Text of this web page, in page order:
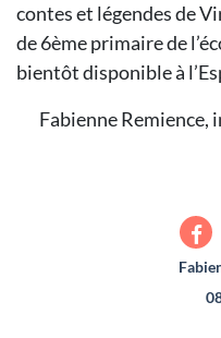
contes et légendes de
de 6ème primaire de
bientôt disponible à
Fabienne